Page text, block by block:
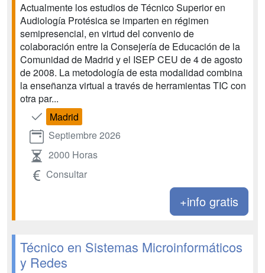
Actualmente los estudios de Técnico Superior en
Audiología Protésica se imparten en régimen
semipresencial, en virtud del convenio de
colaboración entre la Consejería de Educación de la
Comunidad de Madrid y el ISEP CEU de 4 de agosto
de 2008. La metodología de esta modalidad combina
la enseñanza virtual a través de herramientas TIC con
otra par...
Madrid
Septiembre 2026
2000 Horas
Consultar
+info gratis
Técnico en Sistemas Microinformáticos
y Redes